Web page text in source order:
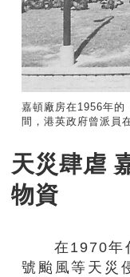
嘉頓廠房在1956年的
間，港英政府曾派員
天災肆虐
物資
在1970年代
號颱風等天災